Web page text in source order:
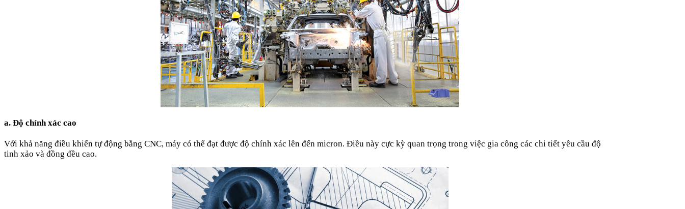
a. Độ chính xác cao
Với khả năng điều khiển tự động bằng CNC, máy có thể đạt được độ chính xác lên đến micron. Điều này cực kỳ quan trọng trong việc gia công các chi tiết yêu cầu độ
tinh xảo và đồng đều cao.